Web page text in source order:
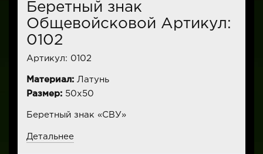
Беретный знак
Общевойсковой Артикул:
0102
Артикул: 0102
Материал: Латунь
Размер: 50х50
Беретный знак «СВУ»
Детальнее